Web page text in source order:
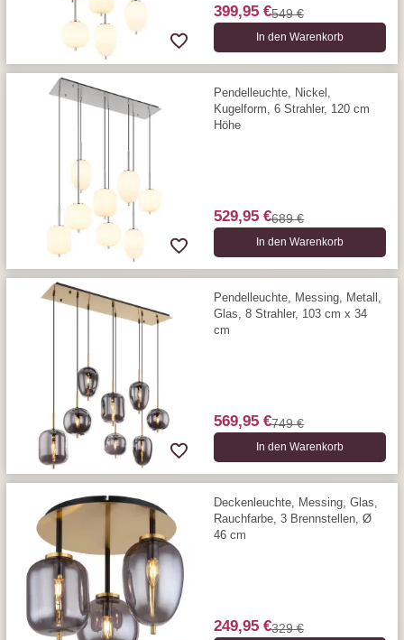
399,95 €549 €
In den Warenkorb
Pendelleuchte, Nickel,
Kugelform, 6 Strahler, 120 cm
Höhe
529,95 €689 €
In den Warenkorb
Pendelleuchte, Messing, Metall,
Glas, 8 Strahler, 103 cm x 34
cm
569,95 €749 €
In den Warenkorb
Deckenleuchte, Messing, Glas,
Rauchfarbe, 3 Brennstellen, Ø
46 cm
249,95 €329 €